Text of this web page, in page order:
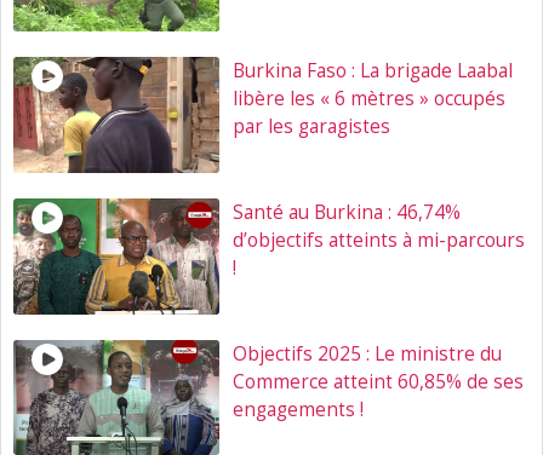
Burkina Faso : La brigade Laabal
libère les « 6 mètres » occupés
par les garagistes
Santé au Burkina : 46,74%
d’objectifs atteints à mi-parcours
!
Objectifs 2025 : Le ministre du
Commerce atteint 60,85% de ses
engagements !